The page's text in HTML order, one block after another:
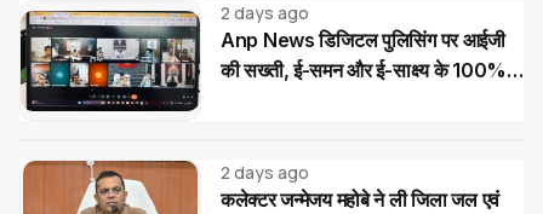
2 days ago
Anp News डिजिटल पुलिसिंग पर आईजी
की सख्ती, ई-समन और ई-साक्ष्य के 100%
2 days ago
कलेक्टर जन्मेजय महोबे ने ली जिला जल एवं